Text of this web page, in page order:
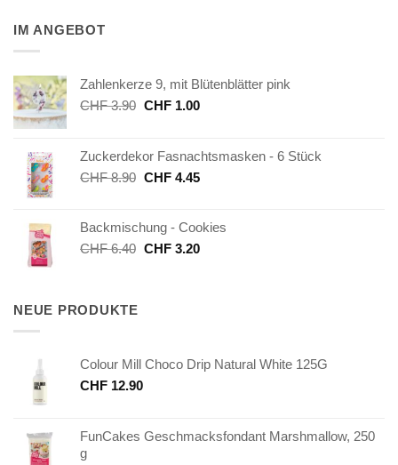
IM ANGEBOT
Zahlenkerze 9, mit Blütenblätter pink
CHF3.90 Ursprünglicher
CHF 3.90
CHF1.00Aktueller
CHF 1.00.
Zuckerdekor Fasnachtsmasken - 6 Stück
CHF8.90 Ursprünglicher
CHF 8.90
CHF4.45Aktueller
CHF 4.45.
Backmischung - Cookies
CHF6.40 Ursprünglicher
CHF3.20Aktueller
NEUE PRODUKTE
Colour Mill Choco Drip Natural White 125G
CHF 12.90
FunCakes Geschmacksfondant Marshmallow, 250
g